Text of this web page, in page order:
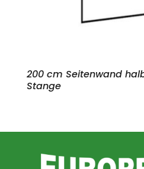
200 cm Seitenwand
Stange